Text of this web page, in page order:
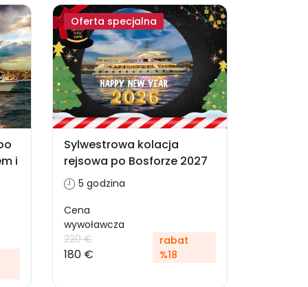
i
Oferta specjalna
Sylwestrowa kolacja
rejsowa po Bosforze 2027
5 godzina
Cena
wywoławcza
220 €
180 €
rabat
%18